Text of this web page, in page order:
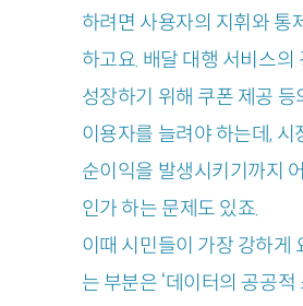
하려면 사용자의 지휘와 통
하고요. 배달 대행 서비스의
성장하기 위해 쿠폰 제공 등
이용자를 늘려야 하는데, 시
순이익을 발생시키기까지
인가 하는 문제도 있죠.
이때 시민들이 가장 강하게
는 부분은 ‘데이터의 공공적